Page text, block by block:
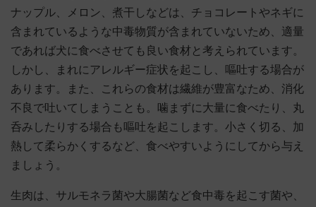
ナップル、メロン、煮干しなどは、チョコレートやネギに
含まれているような中毒物質が含まれていないため、適量
であれば犬に食べさせても良い食材と考えられています。
しかし、まれにアレルギー症状を起こし、嘔吐する場合が
あります。また、これらの食材は繊維が豊富なため、消化
不良で吐いてしまうことも。噛まずに大量に食べたり、丸
呑みしたりする場合も嘔吐を起こします。小さく切る、加
熱して柔らかくするなど、食べやすいようにしてから与え
ましょう。
生肉は、サルモネラ菌や大腸菌など食中毒を起こす菌や、